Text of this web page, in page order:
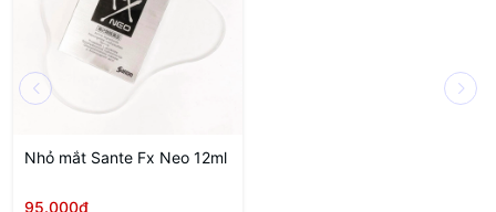
Nhỏ mắt Sante Fx Neo 12ml
95.000₫